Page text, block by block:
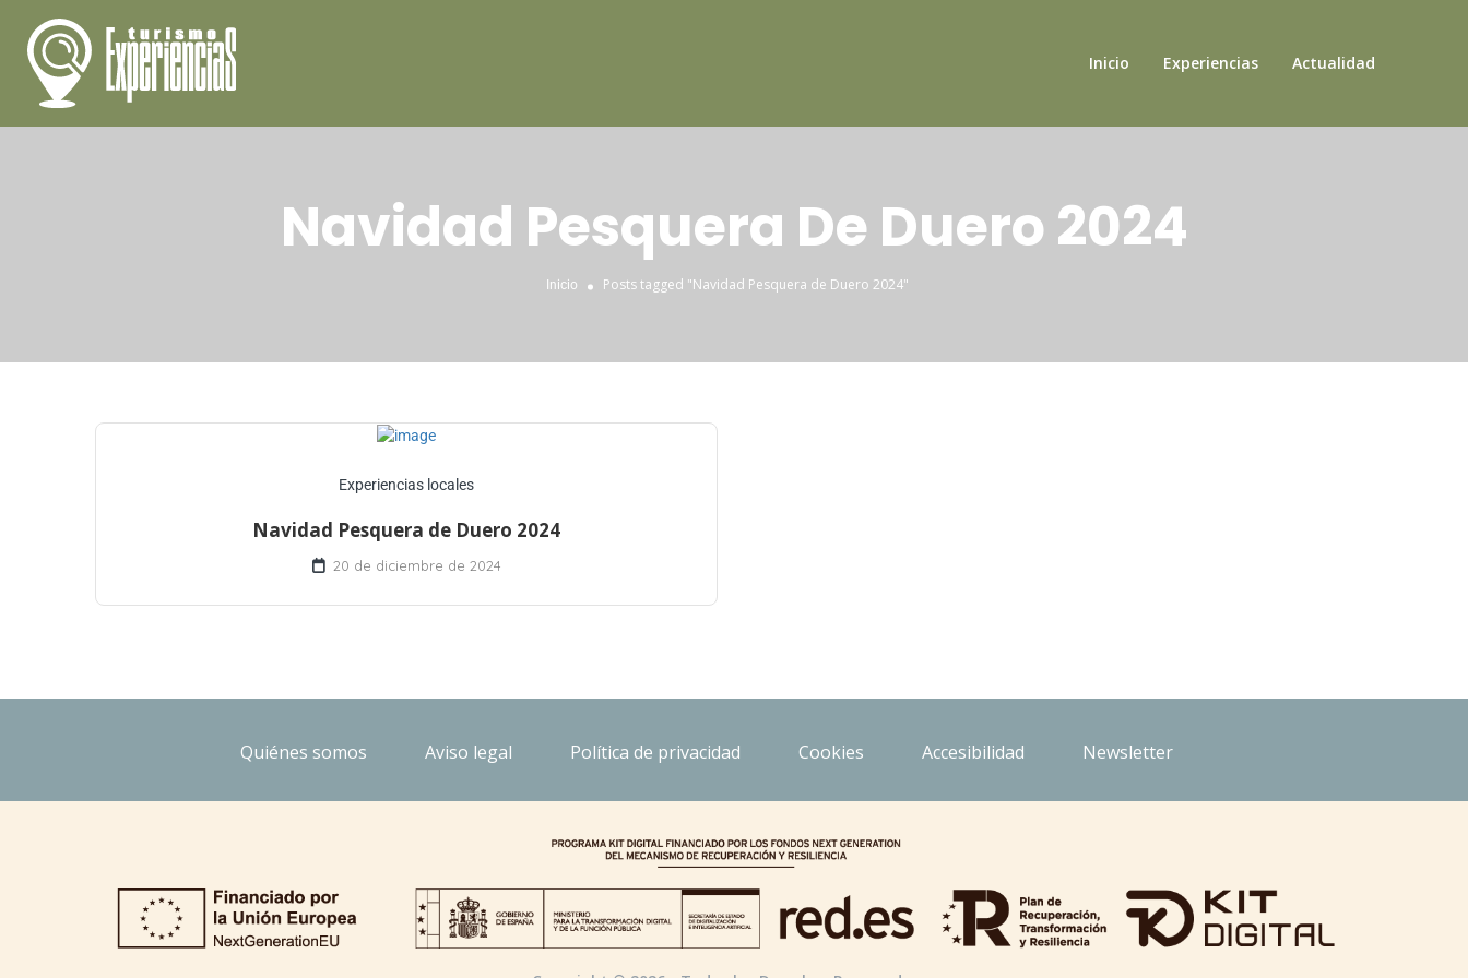
Inicio Experiencias Actualidad
Navidad Pesquera De Duero 2024
Inicio Posts tagged "Navidad Pesquera de Duero 2024"
Experiencias locales
Navidad Pesquera de Duero 2024
20 de diciembre de 2024
Quiénes somos Aviso legal Política de privacidad Cookies Accesibilidad Newsletter